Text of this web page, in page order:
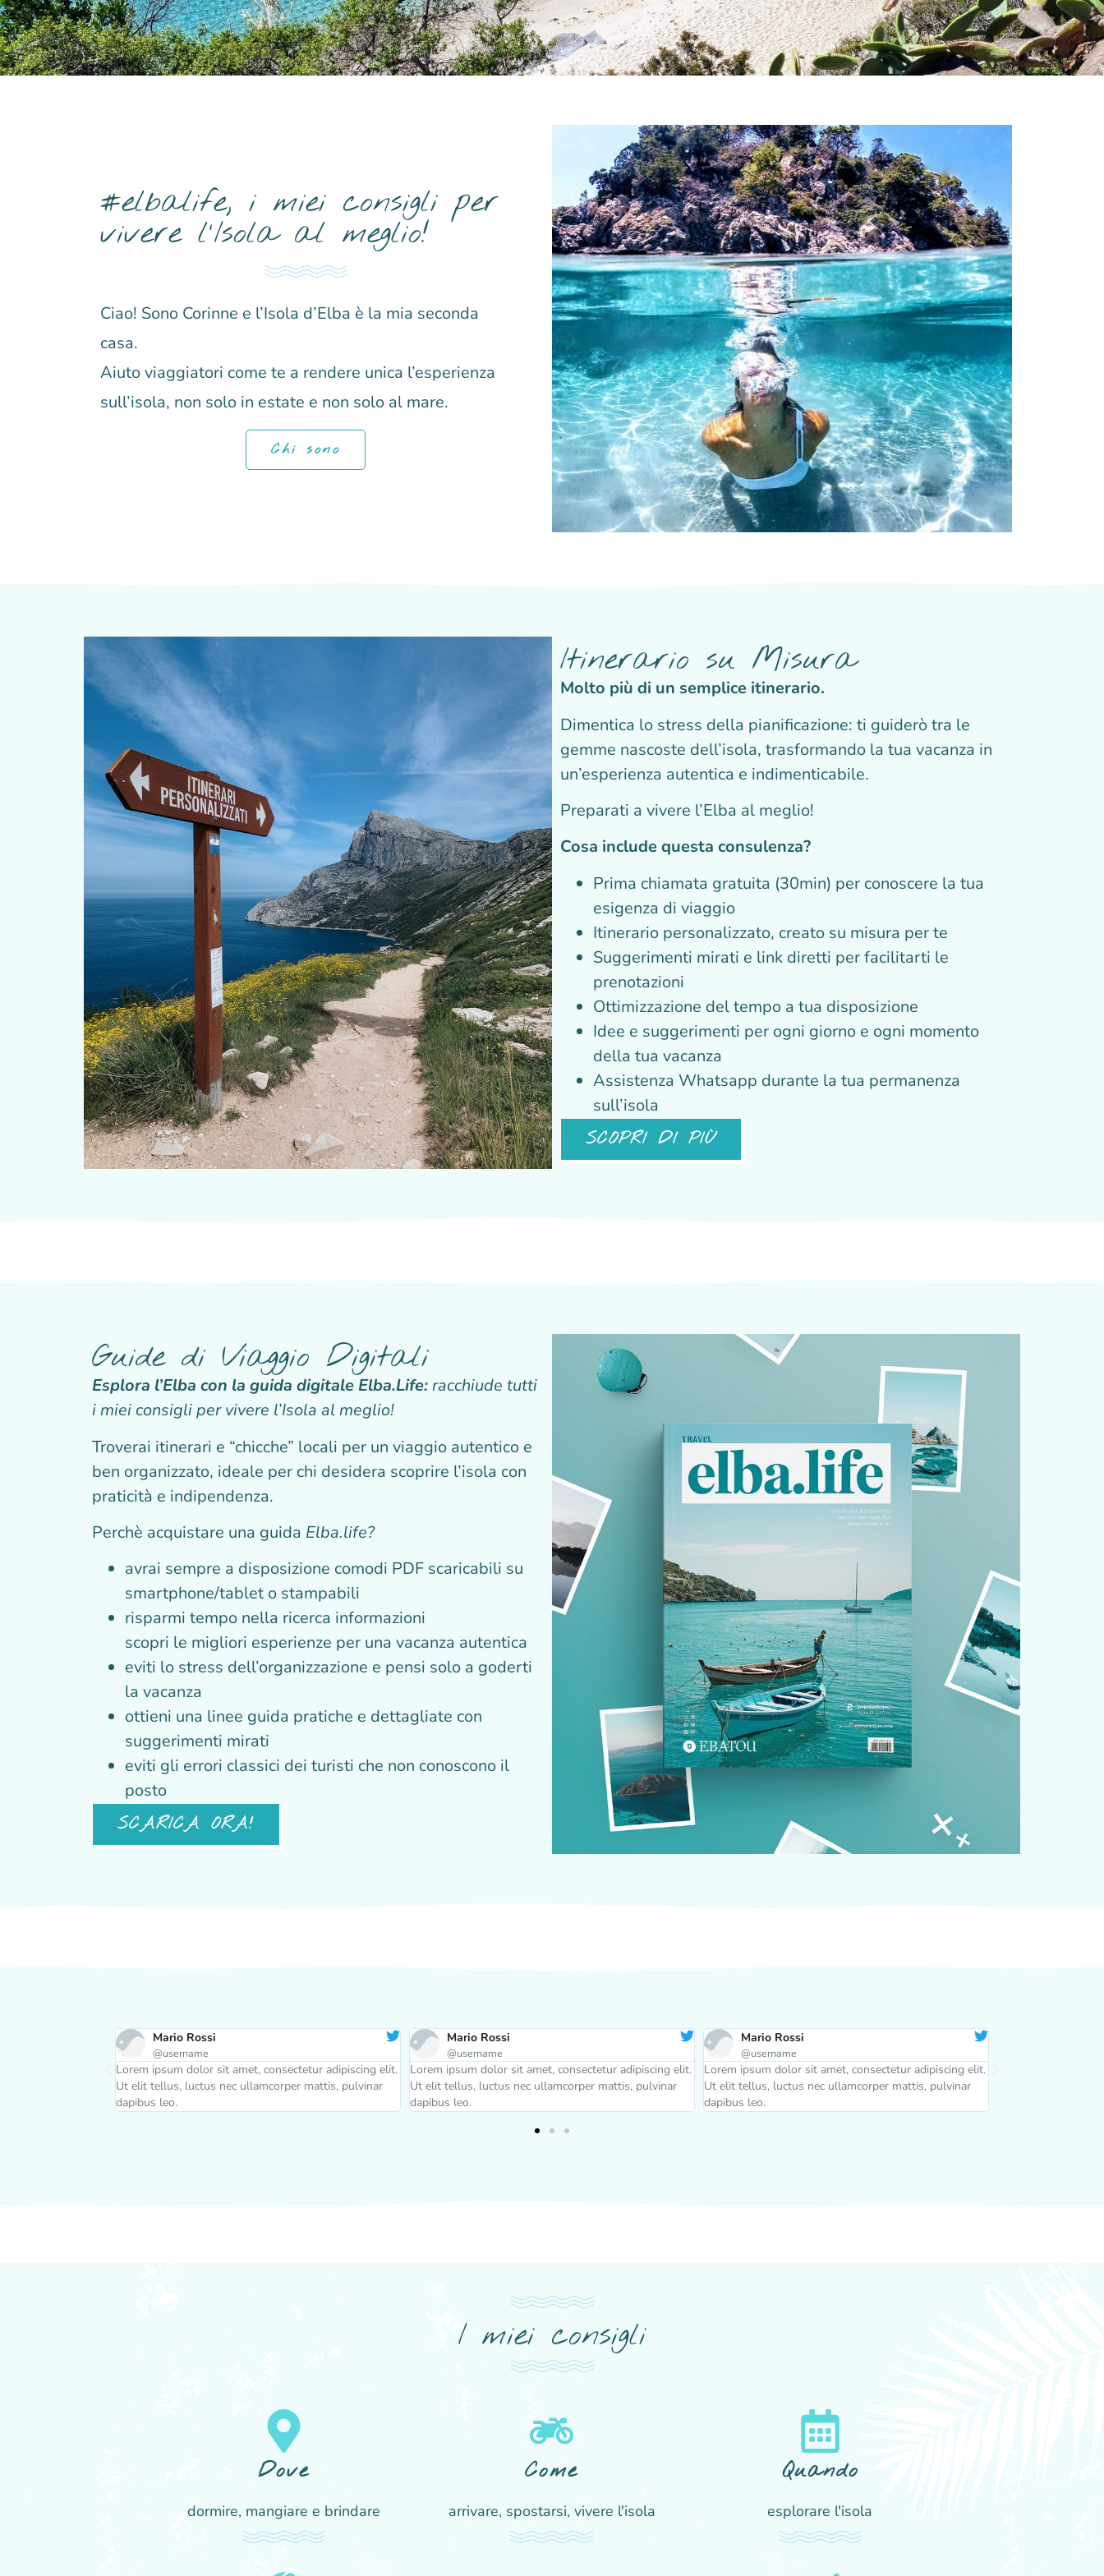
#elbalife, i miei consigli per
vivere l'Isola al meglio!
Ciao! Sono Corinne e l’Isola d’Elba è la mia seconda
casa.
Aiuto viaggiatori come te a rendere unica l’esperienza
sull’isola, non solo in estate e non solo al mare.
Chi sono
Itinerario su Misura
Molto più di un semplice itinerario.
Dimentica lo stress della pianificazione: ti guiderò tra le
gemme nascoste dell’isola, trasformando la tua vacanza in
un’esperienza autentica e indimenticabile.
Preparati a vivere l’Elba al meglio!
Cosa include questa consulenza?
Prima chiamata gratuita (30min) per conoscere la tua
esigenza di viaggio
Itinerario personalizzato, creato su misura per te
Suggerimenti mirati e link diretti per facilitarti le
prenotazioni
Ottimizzazione del tempo a tua disposizione
Idee e suggerimenti per ogni giorno e ogni momento
della tua vacanza
Assistenza Whatsapp durante la tua permanenza
sull’isola
SCOPRI DI PIÙ
Guide di Viaggio Digitali
Esplora l’Elba con la guida digitale Elba.Life: racchiude tutti
i miei consigli per vivere l’Isola al meglio!
Troverai itinerari e “chicche” locali per un viaggio autentico e
ben organizzato, ideale per chi desidera scoprire l’isola con
praticità e indipendenza.
Perchè acquistare una guida Elba.life?
avrai sempre a disposizione comodi PDF scaricabili su
smartphone/tablet o stampabili
risparmi tempo nella ricerca informazioni
scopri le migliori esperienze per una vacanza autentica
eviti lo stress dell’organizzazione e pensi solo a goderti
la vacanza
ottieni una linee guida pratiche e dettagliate con
suggerimenti mirati
eviti gli errori classici dei turisti che non conoscono il
posto
SCARICA ORA!
Mario Rossi
@username
Lorem ipsum dolor sit amet, consectetur adipiscing elit.
Ut elit tellus, luctus nec ullamcorper mattis, pulvinar
dapibus leo.
Mario Rossi
@username
Lorem ipsum dolor sit amet, consectetur adipiscing elit.
Ut elit tellus, luctus nec ullamcorper mattis, pulvinar
dapibus leo.
Mario Rossi
@username
Lorem ipsum dolor sit amet, consectetur adipiscing elit.
Ut elit tellus, luctus nec ullamcorper mattis, pulvinar
dapibus leo.
I miei consigli
Dove
dormire, mangiare e brindare
Come
arrivare, spostarsi, vivere l'isola
Quando
esplorare l'isola